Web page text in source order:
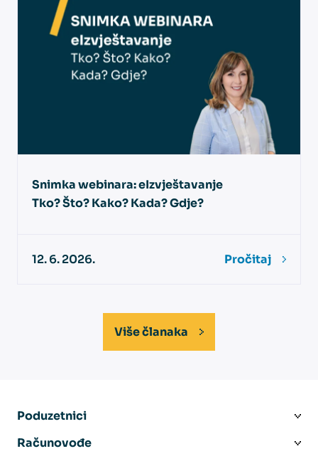
Snimka webinara: eIzvještavanje
Tko? Što? Kako? Kada? Gdje?
12. 6. 2026. Pročitaj
Više članaka
Poduzetnici
Računovođe